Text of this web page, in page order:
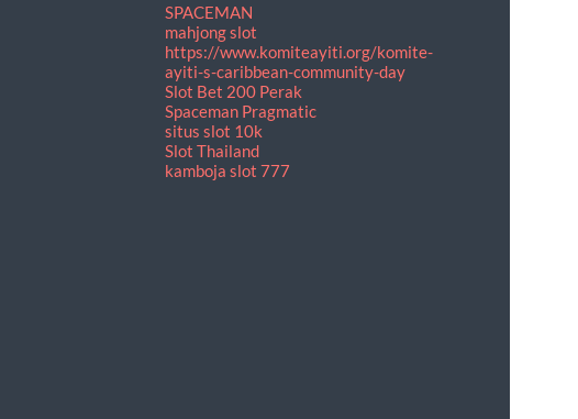
SPACEMAN
mahjong slot
https://www.komiteayiti.org/komite-
ayiti-s-caribbean-community-day
Slot Bet 200 Perak
Spaceman Pragmatic
situs slot 10k
Slot Thailand
kamboja slot 777